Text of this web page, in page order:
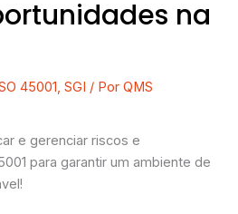
na
45001,SGI / PorQMS
e gerenciar riscos e
para garantir um ambiente de